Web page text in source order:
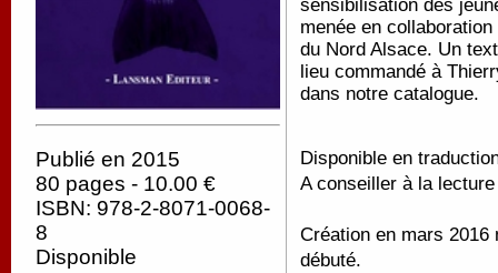
Publié en 2015
80 pages - 10.00 €
ISBN: 978-2-8071-0068-
8
Disponible
sensibilisation des
menée en
du Nord Alsace. Un
lieu commandé à
dans notre catalogue.
Disponible en
A conseiller à la
Création en mars
débuté.